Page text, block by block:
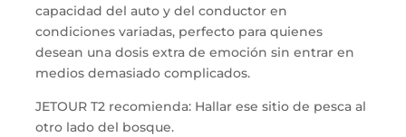
capacidad del auto y del conductor en
condiciones variadas, perfecto para quienes
desean una dosis extra de emoción sin entrar en
medios demasiado complicados.
JETOUR T2 recomienda: Hallar ese sitio de pesca al
otro lado del bosque.